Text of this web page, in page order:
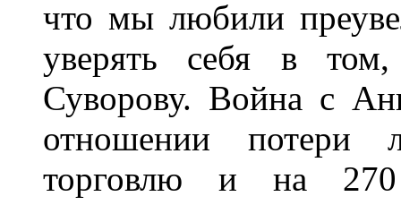
что мы любили
уверять себя в
Суворову. Война с
отношении потери
торговлю и на 270